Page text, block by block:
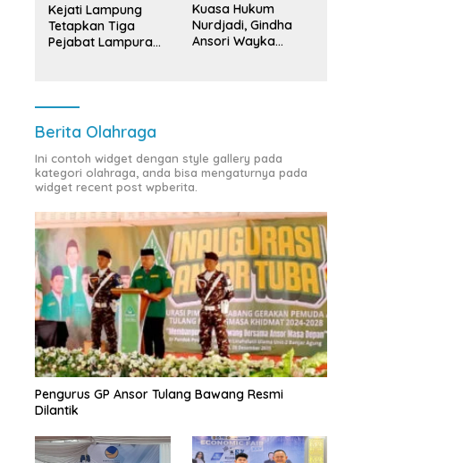
Kejati Lampung
Tetapkan Tiga
Pejabat Lampura
Kuasa Hukum
Nurdjadi, Gindha
Ansori Wayka
Berita Olahraga
Ini contoh widget dengan style gallery pada
kategori olahraga, anda bisa mengaturnya pada
widget recent post wpberita.
Pengurus GP Ansor Tulang Bawang Resmi
Dilantik